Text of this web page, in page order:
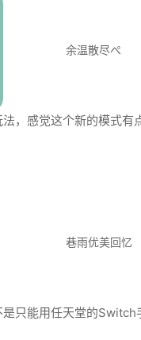
余温散尽ぺ
，感觉这个新的模式有
巷雨优美回忆
只能用任天堂的Switch